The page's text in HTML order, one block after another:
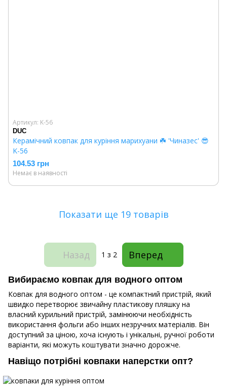
Вибираємо ковпак для водного оптом
Ковпак для водного оптом - це компактний пристрій, який
швидко перетворює звичайну пластикову пляшку на
власний курильний пристрій, замінюючи необхідність
використання фольги або інших незручних матеріалів. Він
доступний за ціною, хоча існують і унікальні, ручної роботи
варіанти, які можуть коштувати значно дорожче.
Навіщо потрібні ковпаки наперстки опт?
Артикул: K-56
DUC
Керамічний ковпак для куріння марихуани ☘️ 'Чиназес' 😎
K-56
104.53 грн
Немає в наявності
Показати ще 19 товарів
Назад 1 з 2 Вперед